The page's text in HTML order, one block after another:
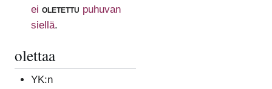
ei oletettu puhuvan
siellä.
olettaa
YK:n